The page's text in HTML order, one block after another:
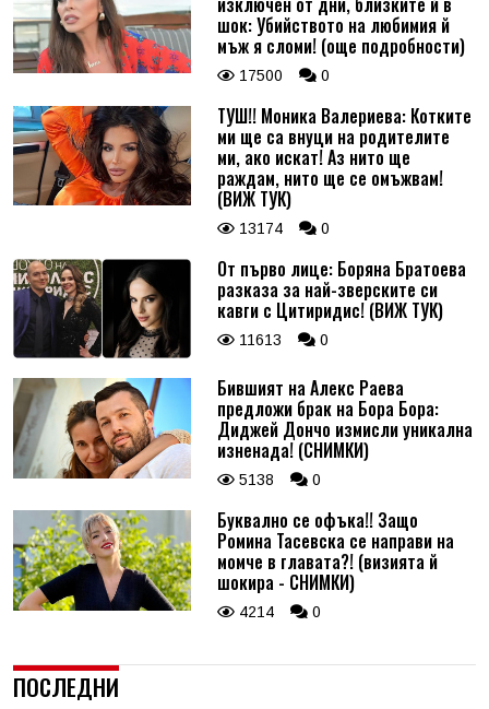
шок: Убийството на любимия й
мъж я сломи! (още подробности)
17500 0
ТУШ!! Моника Валериева: Котките
ми ще са внуци на родителите
ми, ако искат! Аз нито ще
раждам, нито ще се омъжвам!
(ВИЖ ТУК)
13174 0
От първо лице: Боряна Братоева
разказа за най-зверските си
кавги с Цитиридис! (ВИЖ ТУК)
11613 0
Бившият на Алекс Раева
предложи брак на Бора Бора:
Диджей Дончо измисли уникална
изненада! (СНИМКИ)
5138 0
Буквално се офъка!! Защо
Ромина Тасевска се направи на
момче в главата?! (визията й
шокира - СНИМКИ)
4214 0
ПОСЛЕДНИ